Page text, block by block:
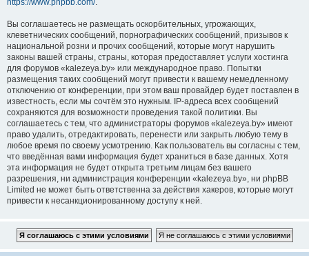
https://www.phpbb.com/.
Вы соглашаетесь не размещать оскорбительных, угрожающих,
клеветнических сообщений, порнографических сообщений, призывов к
национальной розни и прочих сообщений, которые могут нарушить
законы вашей страны, страны, которая предоставляет услуги хостинга
для форумов «kalezeya.by» или международное право. Попытки
размещения таких сообщений могут привести к вашему немедленному
отключению от конференции, при этом ваш провайдер будет поставлен в
известность, если мы сочтём это нужным. IP-адреса всех сообщений
сохраняются для возможности проведения такой политики. Вы
соглашаетесь с тем, что администраторы форумов «kalezeya.by» имеют
право удалить, отредактировать, перенести или закрыть любую тему в
любое время по своему усмотрению. Как пользователь вы согласны с тем,
что введённая вами информация будет храниться в базе данных. Хотя
эта информация не будет открыта третьим лицам без вашего
разрешения, ни администрация конференции «kalezeya.by», ни phpBB
Limited не может быть ответственна за действия хакеров, которые могут
привести к несанкционированному доступу к ней.